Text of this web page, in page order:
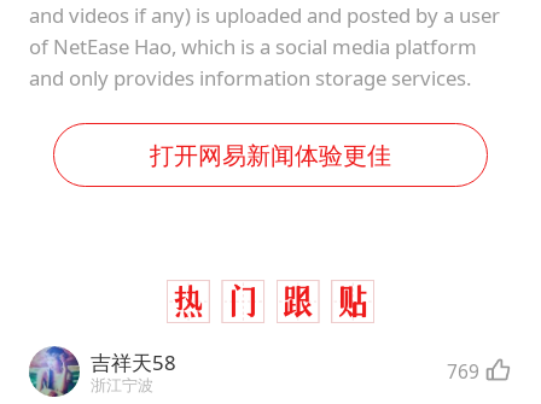
and videos if any) is uploaded and posted by a user
of NetEase Hao, which is a social media platform
and only provides information storage services.
打开网易新闻体验更佳
吉祥天58
浙江宁波 769